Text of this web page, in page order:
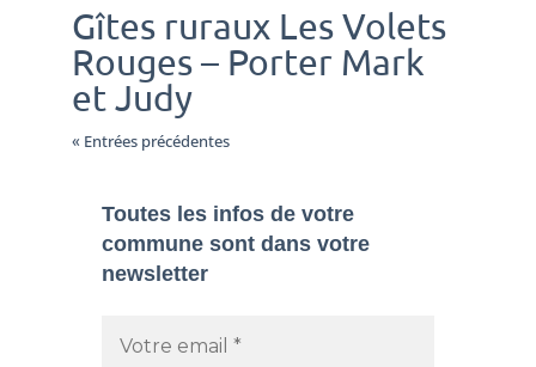
Gîtes ruraux Les Volets
Rouges – Porter Mark
et Judy
« Entrées précédentes
Toutes les infos de votre
commune sont dans votre
newsletter